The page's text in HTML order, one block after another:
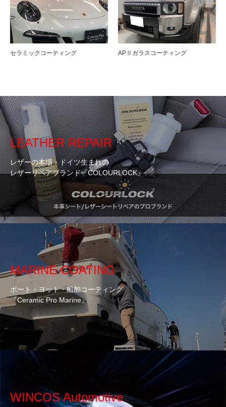
セラミックコーティング APⅡガラスコーティング
LEATHER REPAIR
レザーの本場・ドイツ生まれの
レザーリペアブランド『COLOURLOCK』
MARINE COATING
ボート・ヨット・船舶コーティング
『Ceramic Pro Marine』
WINCOS Automotive